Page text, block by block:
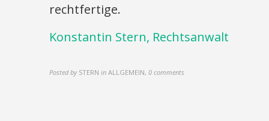
rechtfertige.
Konstantin Stern, Rechtsanwalt
Posted by STERN in ALLGEMEIN,0 comments